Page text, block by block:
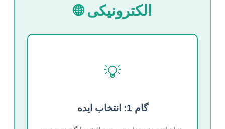
الکترونیکی 🌐
💡
گام 1: انتخاب ایده